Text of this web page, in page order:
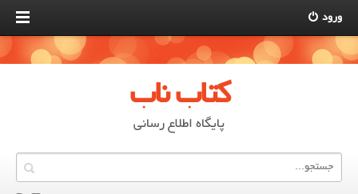
ورود
کتاب ناب
پایگاه اطلاع رسانی